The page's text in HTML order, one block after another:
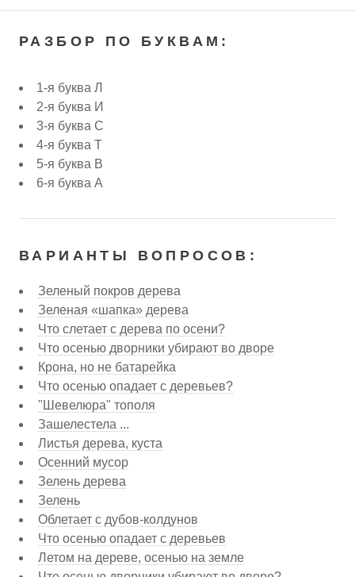
РАЗБОР ПО БУКВАМ:
1-я буква Л
2-я буква И
3-я буква С
4-я буква Т
5-я буква В
6-я буква А
ВАРИАНТЫ ВОПРОСОВ:
Зеленый покров дерева
Зеленая «шапка» дерева
Что слетает с дерева по осени?
Что осенью дворники убирают во дворе
Крона, но не батарейка
Что осенью опадает с деревьев?
"Шевелюра" тополя
Зашелестела ...
Листья дерева, куста
Осенний мусор
Зелень дерева
Зелень
Облетает с дубов-колдунов
Что осенью опадает с деревьев
Летом на дереве, осенью на земле